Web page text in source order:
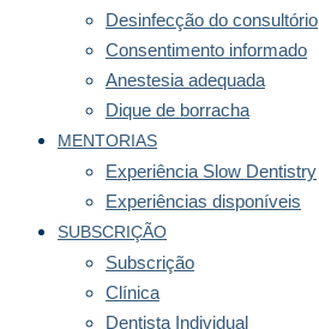
Desinfecção do consultório
Consentimento informado
Anestesia adequada
Dique de borracha
MENTORIAS
Experiência Slow Dentistry
Experiências disponíveis
SUBSCRIÇÃO
Subscrição
Clínica
Dentista Individual